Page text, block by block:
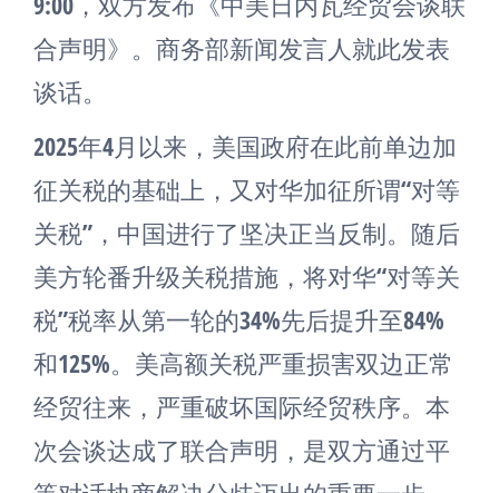
合声明》。商务部新闻发言人就此发表
谈话。
2025年4月以来，美国政府在此前单边加
征关税的基础上，又对华加征所谓“对等
关税”，中国进行了坚决正当反制。随后
美方轮番升级关税措施，将对华“对等关
税”税率从第一轮的34%先后提升至84%
和125%。美高额关税严重损害双边正常
经贸往来，严重破坏国际经贸秩序。本
次会谈达成了联合声明，是双方通过平